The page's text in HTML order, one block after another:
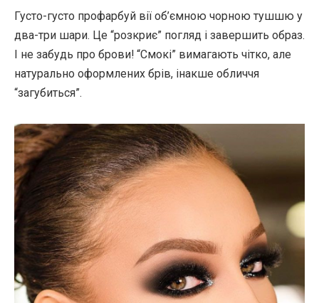
Густо-густо профарбуй вії об’ємною чорною тушшю у
два-три шари. Це “розкриє” погляд і завершить образ.
І не забудь про брови! “Смокі” вимагають чітко, але
натурально оформлених брів, інакше обличчя
“загубиться”.